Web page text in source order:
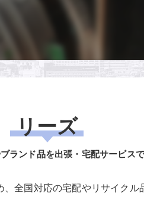
ランド品を出張・宅配サービス
リーズ
全国対応の宅配やリサイク